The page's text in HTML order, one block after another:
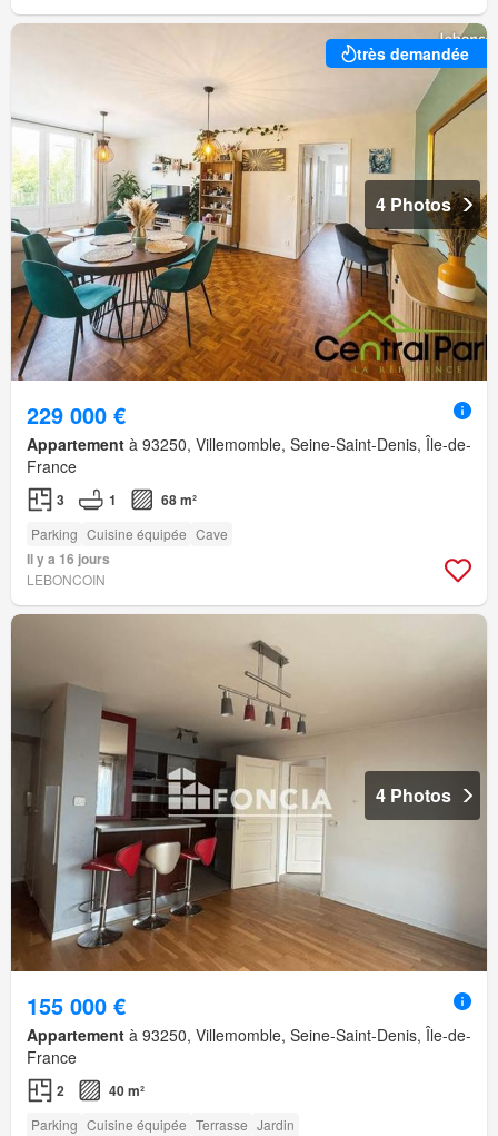
très demandée
4 Photos
229 000 €
Appartement à 93250, Villemomble, Seine-Saint-Denis, Île-de-
France
3 1 68 m²
Parking Cuisine équipée Cave
Il y a 16 jours
LEBONCOIN
4 Photos
155 000 €
Appartement à 93250, Villemomble, Seine-Saint-Denis, Île-de-
France
2 40 m²
Parking Cuisine équipée Terrasse Jardin